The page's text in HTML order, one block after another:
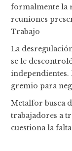
formalmente la
reuniones
Trabajo
La
se le
gremio para
Metalfor busca
trabajadores a
cuestiona la